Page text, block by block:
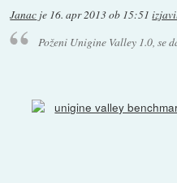
Janac je 16. apr 2013 ob 15:51
Poženi Unigine Valley 1.0, se